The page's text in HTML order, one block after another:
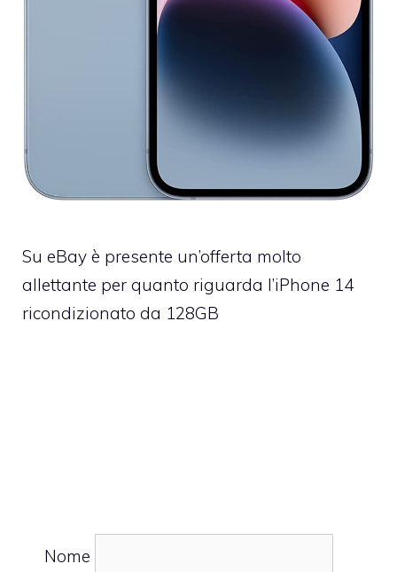
Su eBay è presente un’offerta molto
allettante per quanto riguarda l’iPhone 14
ricondizionato da 128GB
Nome